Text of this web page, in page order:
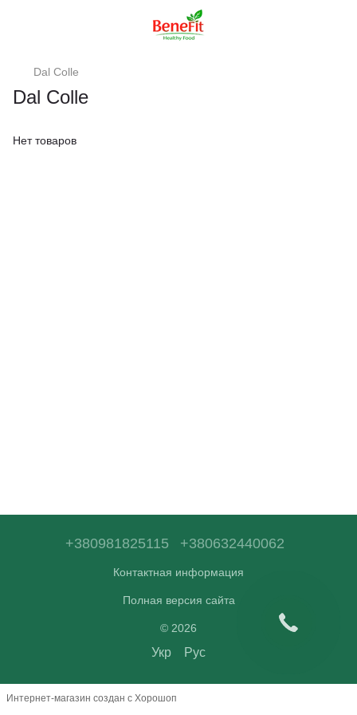
Dal Colle
Dal Colle
Нет товаров
+380981825115 +380632440062
Контактная информация
Полная версия сайта
© 2026
Укр Рус
Интернет-магазин создан с Хорошоп